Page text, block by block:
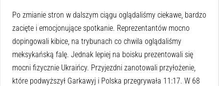
Po zmianie stron w dalszym ciągu oglądaliśmy ciekawe, bardzo
zacięte i emocjonujące spotkanie. Reprezentantów mocno
dopingowali kibice, na trybunach co chwila oglądaliśmy
meksykańską falę. Jednak lepiej na boisku prezentowali się
mocni fizycznie Ukraińcy. Przyjezdni zanotowali przyłożenie,
które podwyższył Garkawyj i Polska przegrywała 11:17. W 68